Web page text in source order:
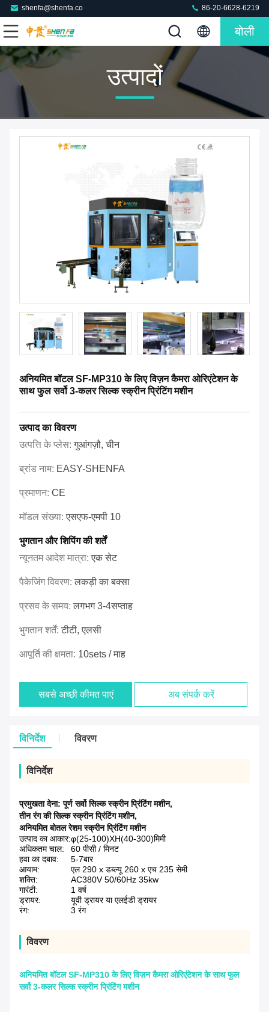
shenfa@shenfa.co 86-20-6628-6219
बोली
उत्पादों
अनियमित बॉटल SF-MP310 के लिए विज़न कैमरा ओरिएंटेशन के
साथ फुल सर्वो 3-कलर सिल्क स्क्रीन प्रिंटिंग मशीन
उत्पाद का विवरण
उत्पत्ति के प्लेस:गुआंगज़ौ, चीन
ब्रांड नाम: EASY-SHENFA
प्रमाणन: CE
मॉडल संख्या:एसएफ-एमपी 10
भुगतान और शिपिंग की शर्तें
न्यूनतम आदेश मात्रा:एक सेट
पैकेजिंग विवरण:लकड़ी का बक्सा
प्रसव के समय:लगभग 3-4सप्ताह
भुगतान शर्तें:टीटी, एलसी
आपूर्ति की क्षमता: 10sets / माह
सबसे अच्छी कीमत पाएं अब संपर्क करें
विनिर्देश विवरण
विनिर्देश
प्रमुखता देना:पूर्ण सर्वो सिल्क स्क्रीन प्रिंटिंग मशीन,
तीन रंग की सिल्क स्क्रीन प्रिंटिंग मशीन,
अनियमित बोतल रेशम स्क्रीन प्रिंटिंग मशीन
उत्पाद का आकार:φ(25-100)XH(40-300)मिमी
अधिकतम चाल:
60 पीसी / मिनट
हवा का दबाव:
5-7बार
आयाम:
एल 290 x डब्ल्यू 260 x एच 235 सेमी
शक्ति:
AC380V 50/60Hz 35kw
गारंटी:
1 वर्ष
ड्रायर:
यूवी ड्रायर या एलईडी ड्रायर
रंग:
3 रंग
विवरण
अनियमित बॉटल SF-MP310 के लिए विज़न कैमरा ओरिएंटेशन के साथ फुल
सर्वो 3-कलर सिल्क स्क्रीन प्रिंटिंग मशीन